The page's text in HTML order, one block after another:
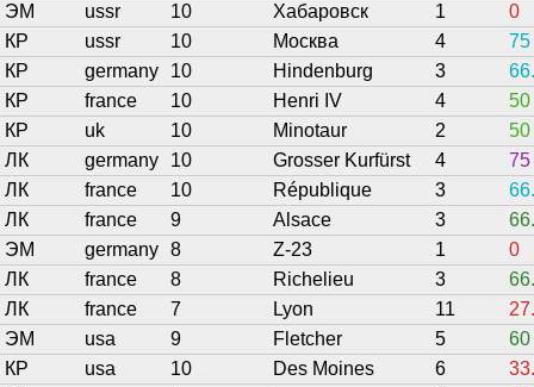
ЭМ
ussr 10 Хабаровск 1
0
КР
ussr 10 Москва 4
75
КР
germany 10 Hindenburg 3
КР
france 10 Henri IV 4
50
КР
uk 10 Minotaur 2
50
ЛК
germany 10 Grosser Kurfürst 4
75
ЛК
france 10 République 3
ЛК
france 9 Alsace 3
ЭМ
germany 8 Z-23 1
0
ЛК
france 8 Richelieu 3
ЛК
france 7 Lyon 11
ЭМ
usa 9 Fletcher 5
60
КР
usa 10 Des Moines 6